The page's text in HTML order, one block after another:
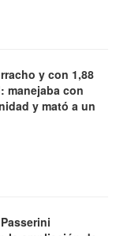
y con 1,88
manejaba con
y mató a un